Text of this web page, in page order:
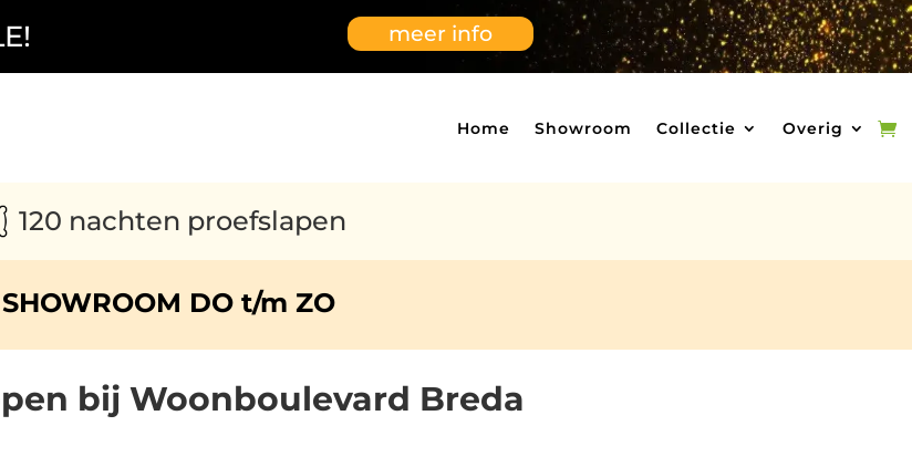
meer info
Home Showroom Collectie Overig
120 nachten proefslapen
SHOWROOM DO t/m ZO
bij Woonboulevard Breda